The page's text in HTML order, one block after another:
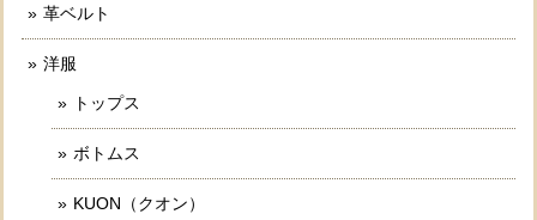
革ベルト
洋服
トップス
ボトムス
KUON（クオン）